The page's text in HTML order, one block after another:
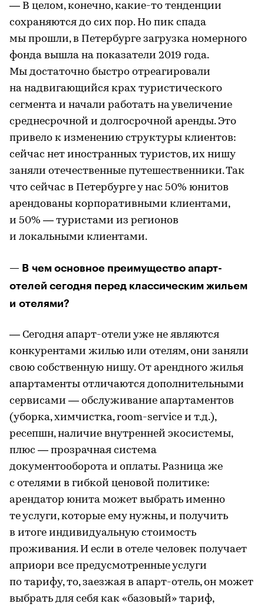
— В целом, конечно, какие-то тенденции
сохраняются до сих пор. Но пик спада
мы прошли, в Петербурге загрузка номерного
фонда вышла на показатели 2019 года.
Мы достаточно быстро отреагировали
на надвигающийся крах туристического
сегмента и начали работать на увеличение
среднесрочной и долгосрочной аренды. Это
привело к изменению структуры клиентов:
сейчас нет иностранных туристов, их нишу
заняли отечественные путешественники. Так
что сейчас в Петербурге у нас 50% юнитов
арендованы корпоративными клиентами,
и 50% — туристами из регионов
и локальными клиентами.
— В чем основное преимущество апарт-
отелей сегодня перед классическим жильем
и отелями?
— Сегодня апарт-отели уже не являются
конкурентами жилью или отелям, они заняли
свою собственную нишу. От арендного жилья
апартаменты отличаются дополнительными
сервисами — обслуживание апартаментов
(уборка, химчистка, room-service и т.д.),
ресепшн, наличие внутренней экосистемы,
плюс — прозрачная система
документооборота и оплаты. Разница же
с отелями в гибкой ценовой политике:
арендатор юнита может выбрать именно
те услуги, которые ему нужны, и получить
в итоге индивидуальную стоимость
проживания. И если в отеле человек получает
априори все предусмотренные услуги
по тарифу, то, заезжая в апарт-отель, он может
выбрать для себя как «базовый» тариф,